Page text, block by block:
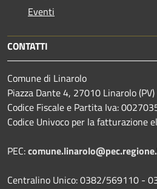
Eventi
CONTATTI
Comune di Linarolo
Piazza Dante 4, 27010 Linarolo (PV)
Codice Fiscale e Partita Iva:
Codice Univoco per la fatturazione
PEC:
Centralino Unico: 0382/569110 -